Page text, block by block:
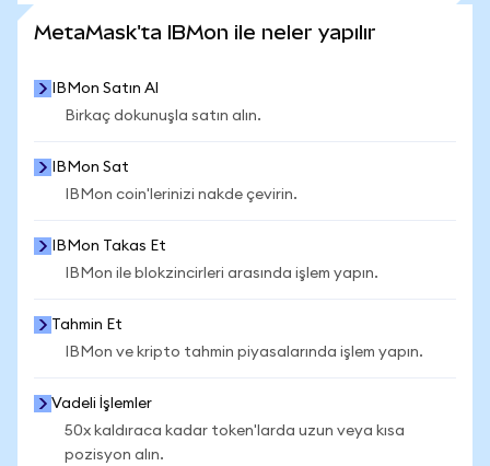
MetaMask'ta IBMon ile neler yapılır
IBMon Satın Al
Birkaç dokunuşla satın alın.
IBMon Sat
IBMon coin'lerinizi nakde çevirin.
IBMon Takas Et
IBMon ile blokzincirleri arasında işlem yapın.
Tahmin Et
IBMon ve kripto tahmin piyasalarında işlem yapın.
Vadeli İşlemler
50x kaldıraca kadar token'larda uzun veya kısa
pozisyon alın.